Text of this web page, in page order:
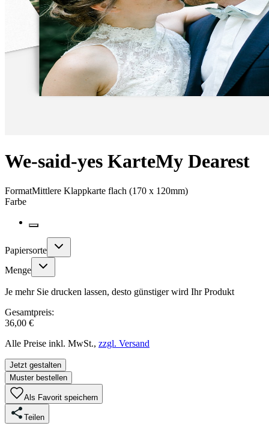
We-said-yes KarteMy Dearest
FormatMittlere Klappkarte flach (170 x 120mm)
Farbe
Papiersorte
Menge
Je mehr Sie drucken lassen, desto günstiger wird Ihr Produkt
Gesamtpreis:
36,00 €
Alle Preise inkl. MwSt., zzgl. Versand
Jetzt gestalten
Muster bestellen
Als Favorit speichern
Teilen